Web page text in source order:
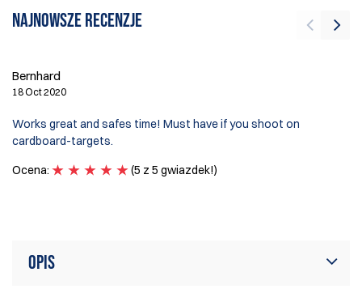
Najnowsze recenzje
Bernhard
18 Oct 2020
Works great and safes time! Must have if you shoot on
cardboard-targets.
Ocena:
(5 z 5 gwiazdek!)
Opis